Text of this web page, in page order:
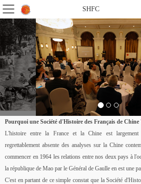
SHFC
Pourquoi une Société d'Histoire des Français de Chine
L'histoire entre la France et la Chine est
regrettablement absente des analyses sur la Chine
commencer en 1964 les relations entre nos deux pays à
la république de Mao par le Général de Gaulle en est une
C'est en partant de ce simple constat que la Société